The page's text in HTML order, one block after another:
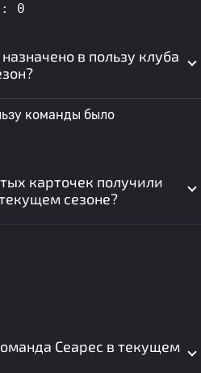
0
в пользу клуба
команды было
карточек получили
сезоне?
Сеарес в текущем